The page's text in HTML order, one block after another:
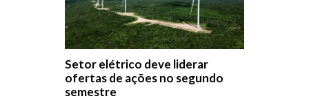
Setor elétrico deve liderar
ofertas de ações no segundo
semestre